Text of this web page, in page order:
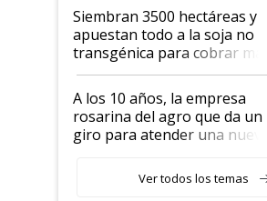
Siembran 3500 hectáreas y
apuestan todo a la soja no
transgénica para cobrar más
por tonelada: compraron un
semillero
A los 10 años, la empresa
rosarina del agro que da un
giro para atender una nueva
Ver todos los temas